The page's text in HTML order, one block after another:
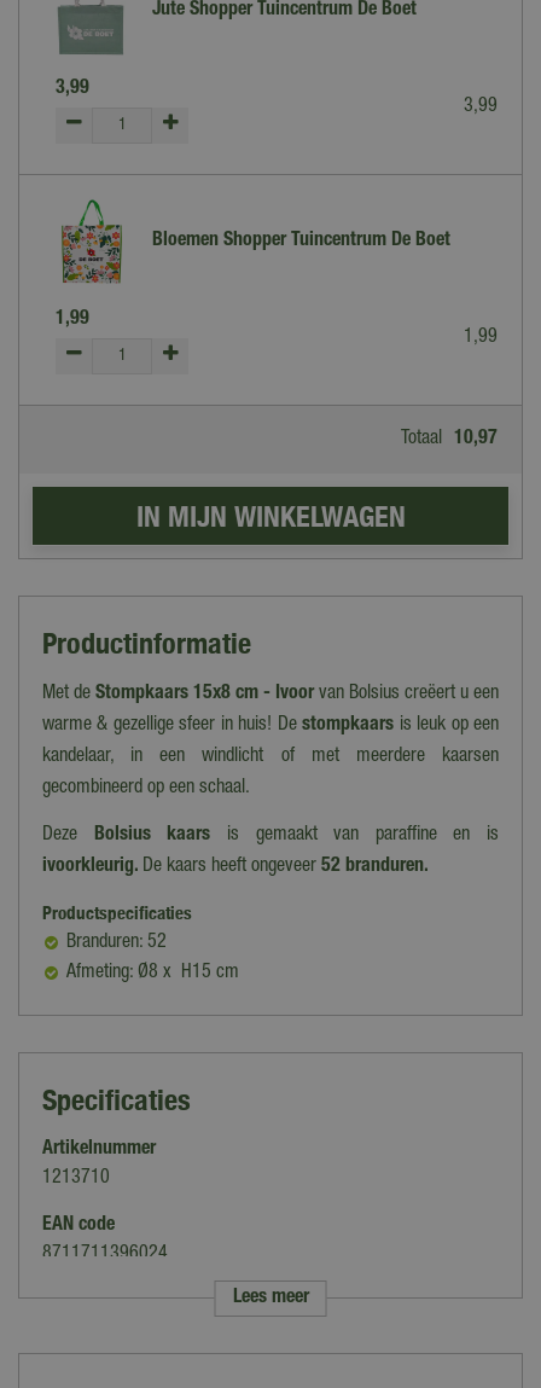
Jute Shopper Tuincentrum De Boet
3,99
3,99
Bloemen Shopper Tuincentrum De Boet
1 ,99
1 ,99
Totaal 10,97
Productinformatie
Met de Stompkaars 15x8 cm - Ivoor van Bolsius creëert u een
warme & gezellige sfeer in huis! Destompkaars is leuk op een
kandelaar, in een windlicht of met meerdere kaarsen
gecombineerd op een schaal.
Deze Bolsius kaars is gemaakt van paraffine en is
ivoorkleurig . De kaars heeft ongeveer 52 branduren.
Productspecificaties
Branduren: 52
Afmeting: Ø8 x H15 cm
Specificaties
Artikelnummer
1213710
EAN code
8711711396024
Merk
Lees meer